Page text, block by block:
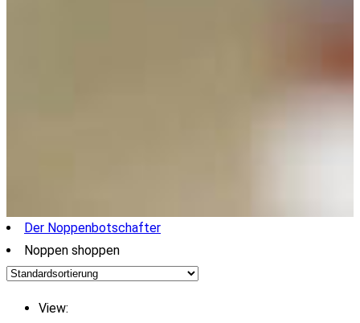
Der Noppenbotschafter
Noppen shoppen
View: